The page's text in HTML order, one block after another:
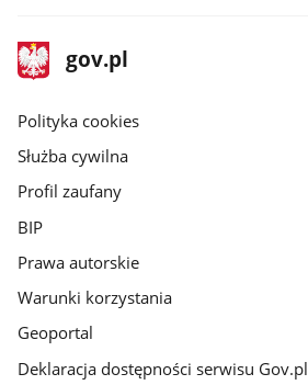
stopka
gov.pl
Strona
gov.pl
gov.pl
Polityka cookies
Służba cywilna
Profil zaufany
BIP
Prawa autorskie
Warunki korzystania
Geoportal
Deklaracja dostępności serwisu Gov.pl